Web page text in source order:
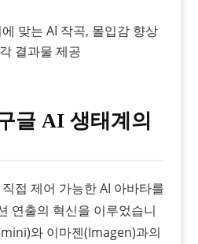
맞는 AI 작곡, 몰입감 향상
결과물 제공
글 AI 생태계의
접 제어 가능한 AI 아바타를
연출의 혁신을 이루었습니
와 이마젠(Imagen)과의